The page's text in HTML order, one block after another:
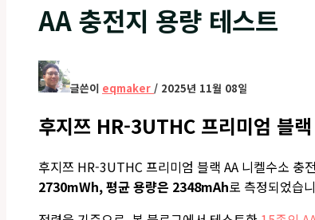
AA 충전지 용량 테스트
글쓴이 eqmaker / 2025년 11월 08일
후지쯔 HR-3UTHC 프리미엄 블
후지쯔 HR-3UTHC 프리미엄 블랙 AA 니켈수소 충
2730mWh, 평균 용량은 2348mAh로 측정되었습